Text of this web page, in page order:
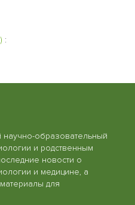
:
научно-образовательный
и родственным
новости о
и медицине, а
для